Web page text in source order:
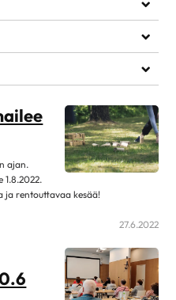
1
1
1
2
1
ajan.
ja rentouttavaa kesää!
27.6.2022